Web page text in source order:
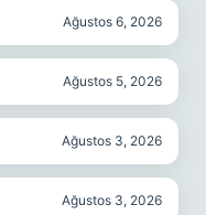
Ağustos 6, 2026
Ağustos 5, 2026
Ağustos 3, 2026
Ağustos 3, 2026